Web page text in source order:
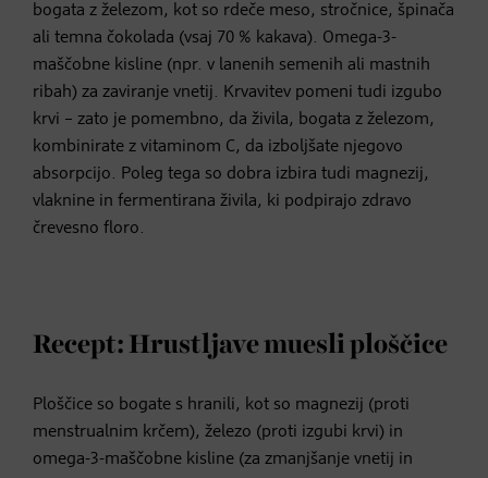
bogata z železom, kot so rdeče meso, stročnice, špinača
ali temna čokolada (vsaj 70 % kakava). Omega-3-
maščobne kisline (npr. v lanenih semenih ali mastnih
ribah) za zaviranje vnetij. Krvavitev pomeni tudi izgubo
krvi – zato je pomembno, da živila, bogata z železom,
kombinirate z vitaminom C, da izboljšate njegovo
absorpcijo. Poleg tega so dobra izbira tudi magnezij,
vlaknine in fermentirana živila, ki podpirajo zdravo
črevesno floro.
Recept: Hrustljave muesli ploščice
Ploščice so bogate s hranili, kot so magnezij (proti
menstrualnim krčem), železo (proti izgubi krvi) in
omega-3-maščobne kisline (za zmanjšanje vnetij in